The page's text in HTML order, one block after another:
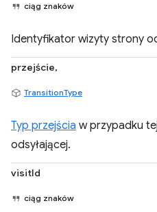
ciąg znaków
Identyfikator wizyty strony
przejście,
TransitionType
Typ przejścia w przypadku
odsyłającej.
visitId
ciąg znaków